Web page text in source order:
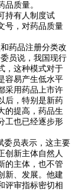
质量。
持有人制度试
号，对药品质量
药品注册分类改
员说，我国现行
，这种模式对于
容易产生低水平
采用药品上市许
后，特别是新药
的提高，药品生
工也已经逐步形
委员表示，这主要
创新主体自然人
的主体，也不管
新、发展。他建
评审指标密切相